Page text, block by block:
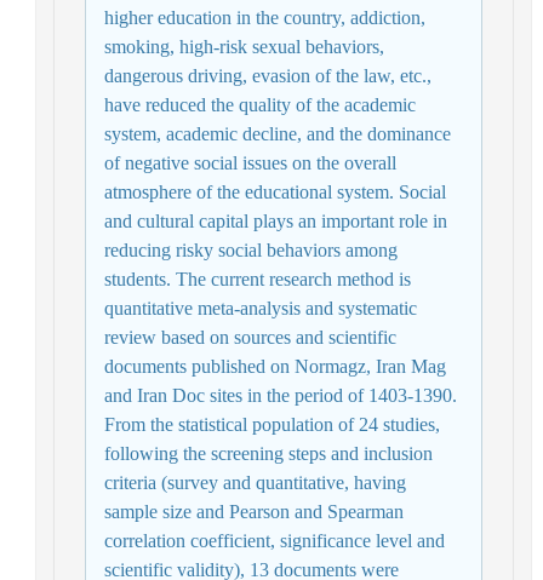
higher education in the country, addiction,
smoking, high-risk sexual behaviors,
dangerous driving, evasion of the law, etc.,
have reduced the quality of the academic
system, academic decline, and the dominance
of negative social issues on the overall
atmosphere of the educational system. Social
and cultural capital plays an important role in
reducing risky social behaviors among
students. The current research method is
quantitative meta-analysis and systematic
review based on sources and scientific
documents published on Normagz, Iran Mag
and Iran Doc sites in the period of 1403-1390.
From the statistical population of 24 studies,
following the screening steps and inclusion
criteria (survey and quantitative, having
sample size and Pearson and Spearman
correlation coefficient, significance level and
scientific validity), 13 documents were